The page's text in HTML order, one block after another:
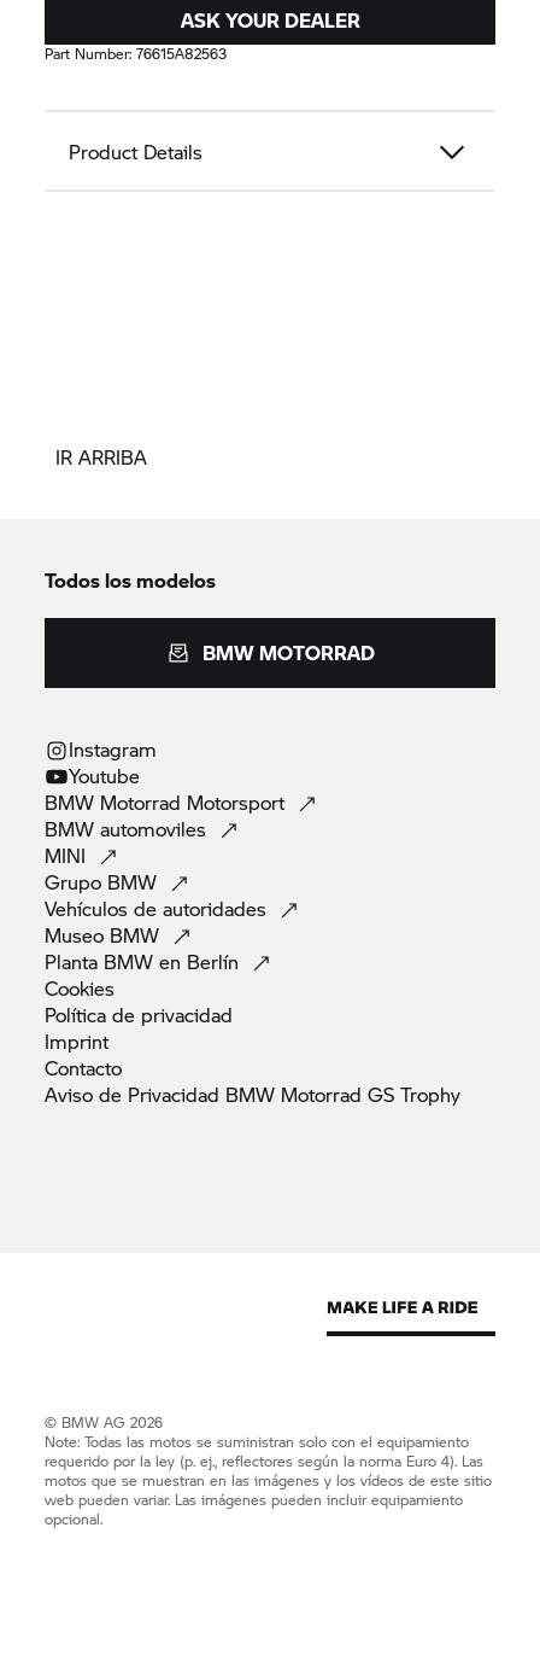
ASK YOUR DEALER
Part Number:76615A82563
Product Details
IR ARRIBA
Todos los modelos
BMW MOTORRAD
Instagram
Youtube
BMW Motorrad Motorsport
BMWautomoviles
MINI
Grupo BMW
Vehículos deautoridades
Museo BMW
Planta BMW en Berlín
Cookies
Política de privacidad
Imprint
Contacto
Aviso de Privacidad BMW Motorrad GSTrophy
© BMW AG 2026
Note: Todas las motos se suministran solo con el equipamiento
requerido por la ley (p. ej., reflectores según la norma Euro 4). Las
motos que se muestran en las imágenes y los vídeos de este sitio
web pueden variar. Las imágenes pueden incluir equipamiento
opcional.